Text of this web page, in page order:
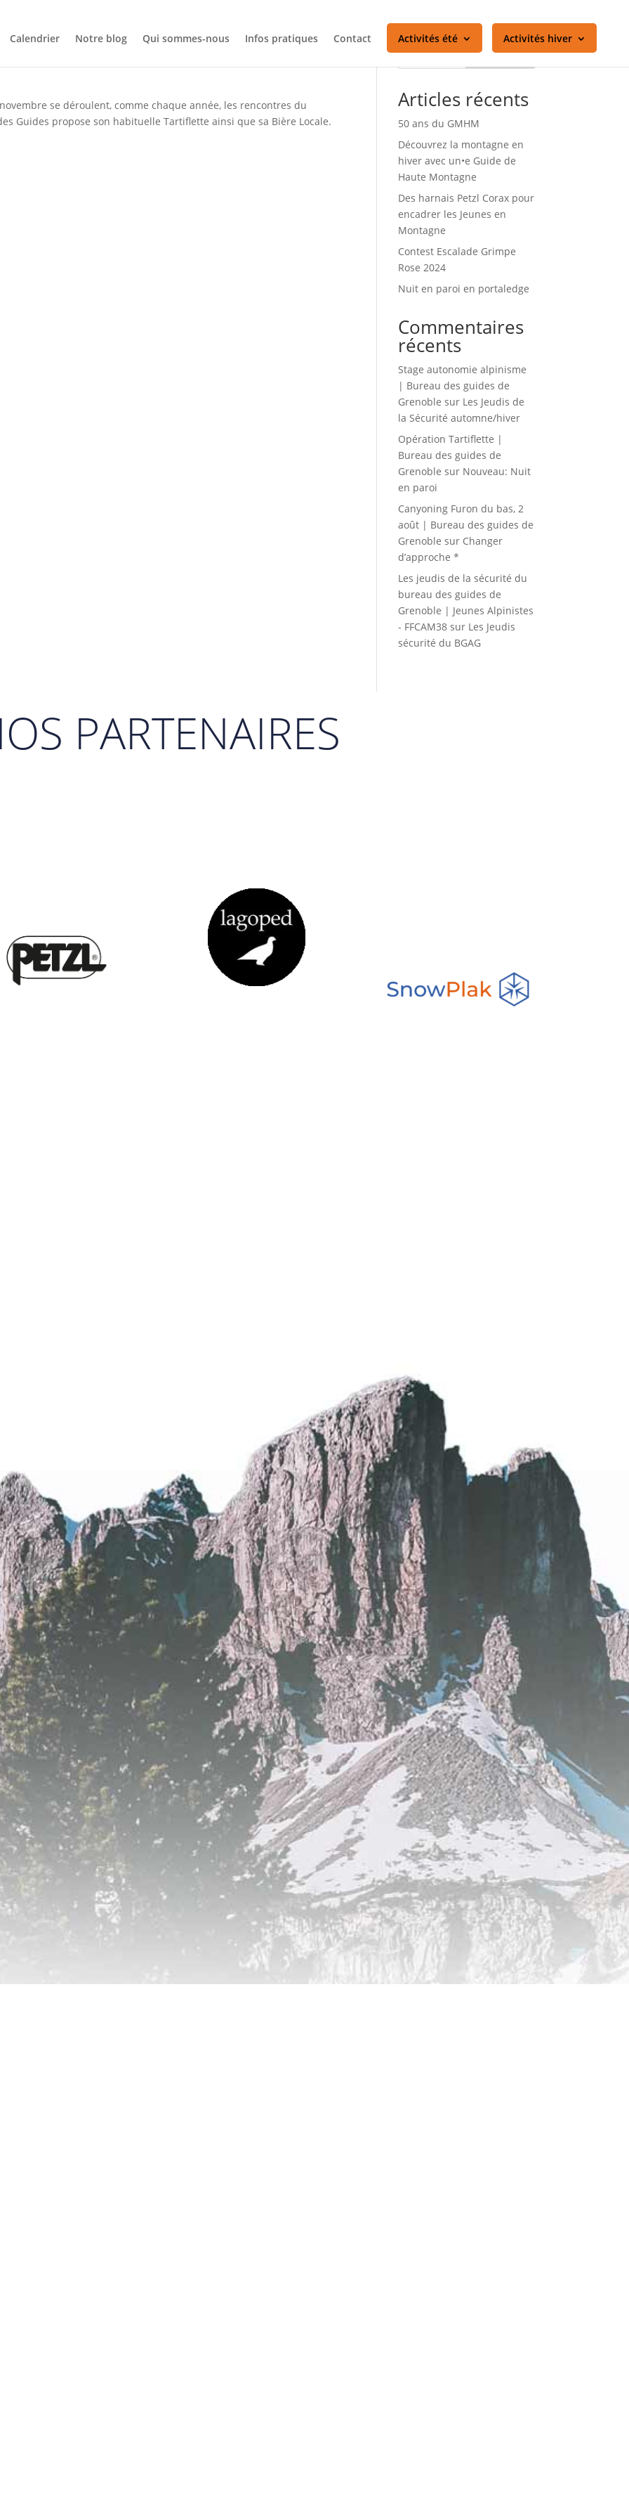
Calendrier Notre blog Qui sommes-nous Infos pratiques Contact Activités été Activités hiver
se déroulent, comme chaque année, les rencontres du
Guides propose son habituelle Tartiflette ainsi que sa Bière Locale.
Rechercher
Articles récents
50 ans du GMHM
Découvrez la montagne en
hiver avec un•e Guide de
Haute Montagne
Des harnais Petzl Corax pour
encadrer les Jeunes en
Montagne
Contest Escalade Grimpe
Rose 2024
Nuit en paroi en portaledge
Commentaires
récents
Stage autonomie alpinisme
| Bureau des guides de
Grenoble sur Les Jeudis de
la Sécurité automne/hiver
Opération Tartiflette |
Bureau des guides de
Grenoble sur Nouveau: Nuit
en paroi
Canyoning Furon du bas, 2
août | Bureau des guides de
Grenoble sur Changer
d’approche *
Les jeudis de la sécurité du
bureau des guides de
Grenoble | Jeunes Alpinistes
- FFCAM38 sur Les Jeudis
sécurité du BGAG
PARTENAIRES